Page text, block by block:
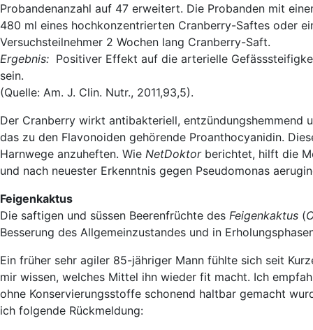
Probandenanzahl auf 47 erweitert. Die Probanden mit
480 ml eines hochkonzentrierten Cranberry-Saftes oder
Versuchsteilnehmer 2 Wochen lang Cranberry-Saft.
Ergebnis: Positiver Effekt auf die arterielle
sein.
(Quelle: Am. J. Clin. Nutr., 2011,93,5).
Der Cranberry wirkt antibakteriell,
das zu den Flavonoiden gehörende Proanthocyanidin.
Harnwege anzuheften. Wie NetDoktorberichtet, hilft die
und nach neuester Erkenntnis gegen Pseudomonas
Feigenkaktus
Die saftigen und süssen Beerenfrüchte des Feigenkaktus (
Besserung des Allgemeinzustandes und in
Ein früher sehr agiler 85-jähriger Mann fühlte sich seit
mir wissen, welches Mittel ihn wieder fit macht. Ich
ohne Konservierungsstoffe schonend haltbar gemacht
ich folgende Rückmeldung: